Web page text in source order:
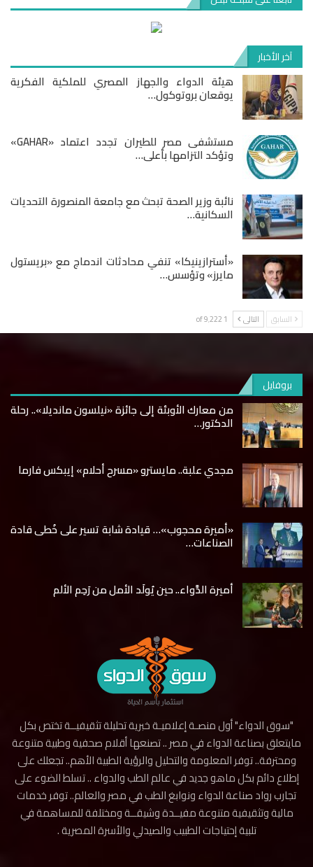
آخر الأخبار
هيئة الدواء والجهاز المصري للملكية الفكرية
يوقعان بروتوكول…
مستشفى مصر للطيران تجدد اعتماد «GAHAR»
وتؤكد التزامها بأعلى…
نائبة وزير الصحة تبحث مع جامعة المنصورة التحديات
السكانية…
«أسترازينيكا» تنفي محادثات اندماج مع «بريستول
مايرز» وتؤسس…
السابق التالى 1 of 9٬222
بروفايل
من معارك الأوبئة إلى جائزة «نيلسون مانديلا».. رحلة
الدكتور…
مجدي علبة.. مايسترو «مسرح أحلام» إيبكس فارما
«أميرة محجوب»… قيادة شابة تسير على خُطى قادة
الصناعات…
أميرة الدَّواء.. حين يُولَد الأمل من رَحِم الألم
"سوق الدواء" أول منصـة إعلاميـة خبرية تحليلة تثقيفيــة تختص بكل
مايتعلق بصناعة الدواء في مصر .. تصنعها أقلام صحفية وطبية متنوعة
ومحترفة.. توفر المعلومة والتحليل والرؤية الطبية الأهم.. تجعلك على
إطلاع دائم بكل ماهو جديد في عالم الطب والدواء .. تسلط الضوء على
تجارب رواد صناعة الدواء ونوابغ الطب في مصر والعالم.. توفر خدمات
مالية وتثقيفية متنوعة مفيــدة وشيقــة ومختلفة للمساهمة في
تلبية إحتياجات الطبيب والصيدلي والأسرة المصرية .